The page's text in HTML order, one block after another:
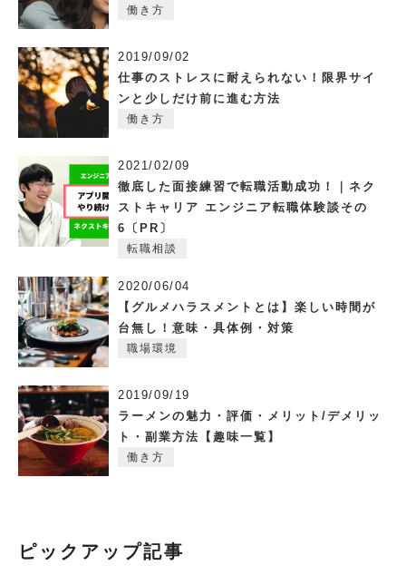
働き方
2019/09/02
仕事のストレスに耐えられない！限界サイ
ンと少しだけ前に進む方法
働き方
2021/02/09
徹底した面接練習で転職活動成功！｜ネク
ストキャリア エンジニア転職体験談その
6〔PR〕
転職相談
2020/06/04
【グルメハラスメントとは】楽しい時間が
台無し！意味・具体例・対策
職場環境
2019/09/19
ラーメンの魅力・評価・メリット/デメリッ
ト・副業方法【趣味一覧】
働き方
ピックアップ記事